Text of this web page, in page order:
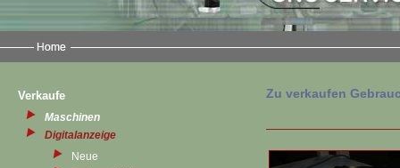
Verkaufe
Maschinen
Digitalanzeige
Neue
Zu verkaufen